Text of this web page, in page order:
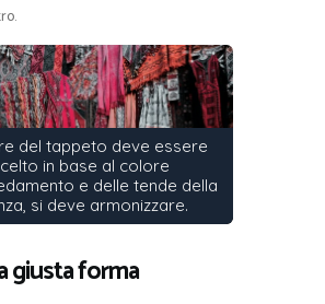
del tappeto deve essere
in base al colore
e delle tende della
si deve armonizzare.
giusta forma